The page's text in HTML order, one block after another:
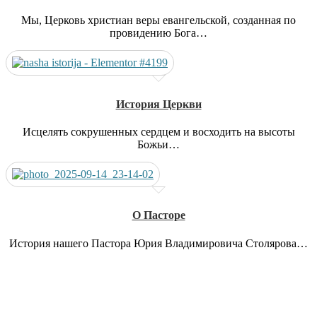
Мы, Церковь христиан веры евангельской, созданная по
провидению Бога…
История Церкви
Исцелять сокрушенных сердцем и восходить на высоты
Божьи…
О Пасторе
История нашего Пастора Юрия Владимировича Столярова…